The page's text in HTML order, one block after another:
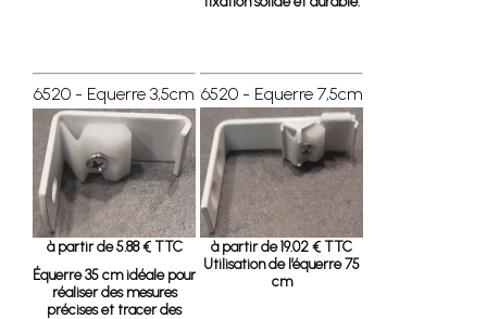
6520 - Equerre 3,5cm
à partir de 5.88 € TTC
Équerre 35 cmidéale pour
réaliser des mesures
précises et tracer des
6520 - Equerre 7,5cm
à partir de 19.02 € TTC
Utilisation de l’équerre 75
cm